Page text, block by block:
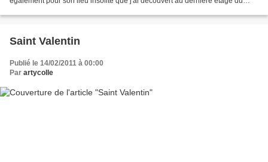
Saint Valentin
Publié le 14/02/2011 à 00:00
Par artycolle